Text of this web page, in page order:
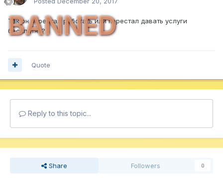
BANNED
Так он перестал работать или перестал давать услуги
бесплатно?
Quote
Reply to this topic...
Share Followers 0